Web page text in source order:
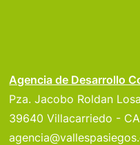
Agencia de Desarrollo
Pza. Jacobo Roldan
39640 Villacarriedo -